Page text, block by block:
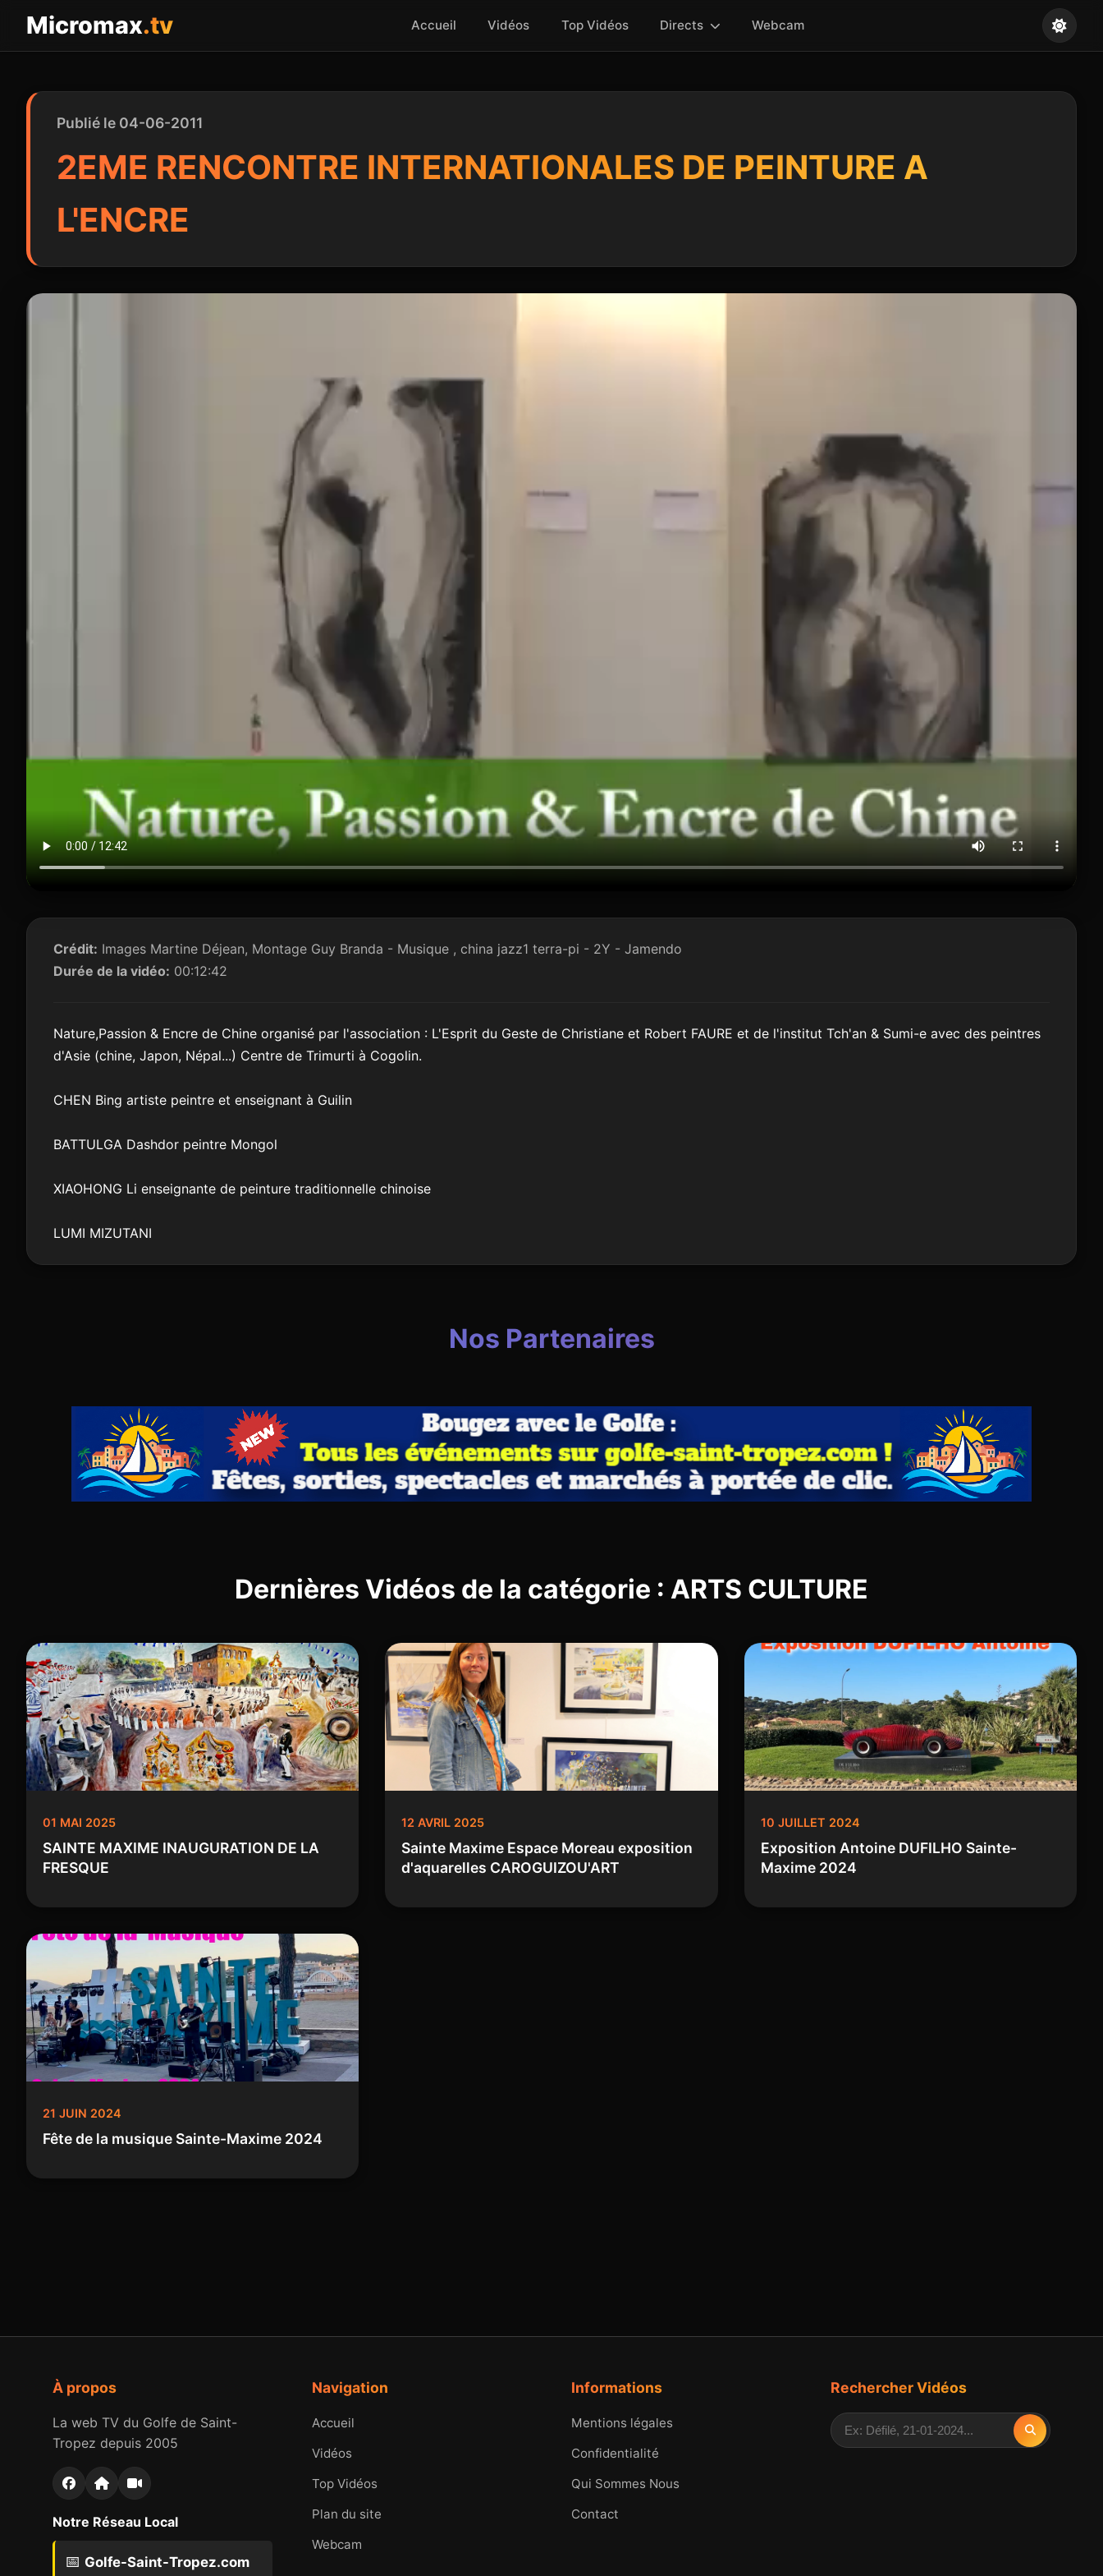
Micromax.tv Accueil Vidéos Top Vidéos Directs Webcam
Publié le 04-06-2011
2EME RENCONTRE INTERNATIONALES DE PEINTURE A
L'ENCRE
Crédit: Images Martine Déjean, Montage Guy Branda - Musique , china jazz1 terra-pi - 2Y - Jamendo
Durée de la vidéo: 00:12:42
Nature,Passion & Encre de Chine organisé par l'association : L'Esprit du Geste de Christiane et Robert FAURE et de l'institut Tch'an & Sumi-e avec des peintres
d'Asie (chine, Japon, Népal...) Centre de Trimurti à Cogolin.
CHEN Bing artiste peintre et enseignant à Guilin
BATTULGA Dashdor peintre Mongol
XIAOHONG Li enseignante de peinture traditionnelle chinoise
LUMI MIZUTANI
Nos Partenaires
Dernières Vidéos de la catégorie : ARTS CULTURE
01 MAI 2025
SAINTE MAXIME INAUGURATION DE LA
FRESQUE
12 AVRIL 2025
Sainte Maxime Espace Moreau exposition
d'aquarelles CAROGUIZOU'ART
10 JUILLET 2024
Exposition Antoine DUFILHO Sainte-
Maxime 2024
21 JUIN 2024
Fête de la musique Sainte-Maxime 2024
À propos
La web TV du Golfe de Saint-
Tropez depuis 2005
Notre Réseau Local
📅 Golfe-Saint-Tropez.com
Navigation
Accueil
Vidéos
Top Vidéos
Plan du site
Webcam
Informations
Mentions légales
Confidentialité
Qui Sommes Nous
Contact
Rechercher Vidéos